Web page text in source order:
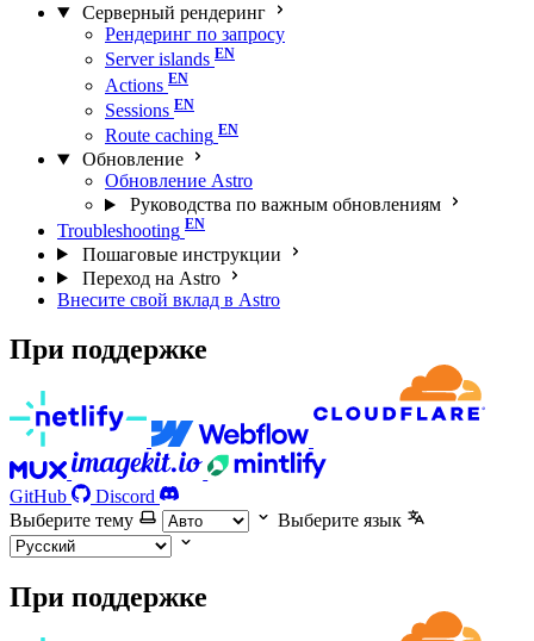
Серверный рендеринг
Рендеринг по запросу
Server islands
Actions
Sessions
Route caching
Обновление
Обновление Astro
Руководства по важным обновлениям
Troubleshooting
Пошаговые инструкции
Переход на Astro
Внесите свой вклад в Astro
При поддержке
GitHub
Discord
Выберите тему
Выберите язык
При поддержке